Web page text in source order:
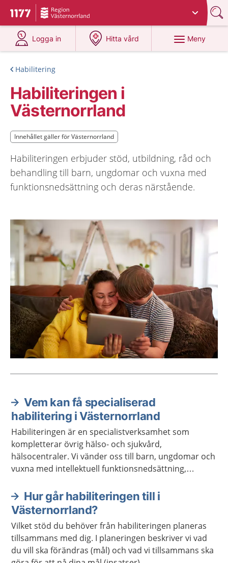
Till startsidan för 1177
Du har valt region
Logga in
på 1177.se
Hitta vård
på 1177.se
Meny
Habilitering
Habiliteringen i
Västernorrland
Innehållet gäller för Västernorrland
Innehållet gäller för Västernorrland
Habiliteringen erbjuder stöd, utbildning, råd och
behandling till barn, ungdomar och vuxna med
funktionsnedsättning och deras närstående.
Aktuella artiklar
Vem kan få specialiserad
habilitering i Västernorrland
Habiliteringen är en specialistverksamhet som
kompletterar övrig hälso- och sjukvård,
hälsocentraler. Vi vänder oss till barn, ungdomar och
vuxna med intellektuell funktionsnedsättning,
Hur går habiliteringen till i
Västernorrland?
Vilket stöd du behöver från habiliteringen planeras
tillsammans med dig. I planeringen beskriver vi vad
du vill ska förändras (mål) och vad vi tillsammans ska